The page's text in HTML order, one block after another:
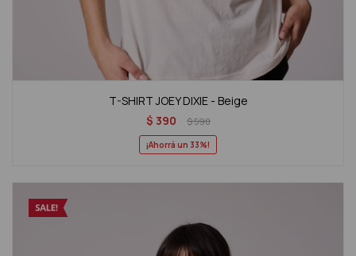
T-SHIRT JOEY DIXIE - Beige
$ 390 $590
33